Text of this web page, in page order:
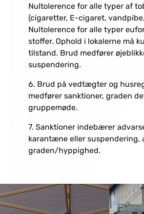
Nultolerence for alle typer af
(cigaretter, E-cigaret,
Nultolerence for alle typer
stoffer. Ophold i lokalerne må
tilstand. Brud medfører
suspendering.
6. Brud på vedtægter og
medfører sanktioner, graden
gruppemøde.
7. Sanktioner indebærer
karantæne eller
graden/hyppighed.